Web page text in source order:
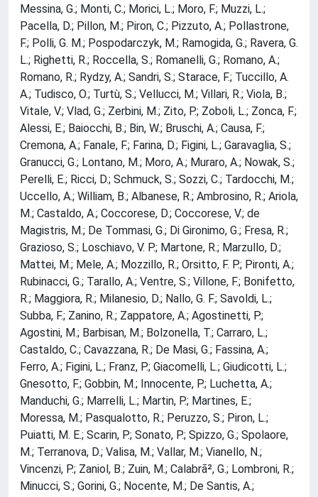
Messina, G.; Monti, C.; Morici, L.; Moro, F.; Muzzi, L.;
Pacella, D.; Pillon, M.; Piron, C.; Pizzuto, A.; Pollastrone,
F.; Polli, G. M.; Pospodarczyk, M.; Ramogida, G.; Ravera, G.
L.; Righetti, R.; Roccella, S.; Romanelli, G.; Romano, A.;
Romano, R.; Rydzy, A.; Sandri, S.; Starace, F.; Tuccillo, A.
A.; Tudisco, O.; Turtù, S.; Vellucci, M.; Villari, R.; Viola, B.;
Vitale, V.; Vlad, G.; Zerbini, M.; Zito, P.; Zoboli, L.; Zonca, F.;
Alessi, E.; Baiocchi, B.; Bin, W.; Bruschi, A.; Causa, F.;
Cremona, A.; Fanale, F.; Farina, D.; Figini, L.; Garavaglia, S.;
Granucci, G.; Lontano, M.; Moro, A.; Muraro, A.; Nowak, S.;
Perelli, E.; Ricci, D.; Schmuck, S.; Sozzi, C.; Tardocchi, M.;
Uccello, A.; William, B.; Albanese, R.; Ambrosino, R.; Ariola,
M.; Castaldo, A.; Coccorese, D.; Coccorese, V.; de
Magistris, M.; De Tommasi, G.; Di Gironimo, G.; Fresa, R.;
Grazioso, S.; Loschiavo, V. P.; Martone, R.; Marzullo, D.;
Mattei, M.; Mele, A.; Mozzillo, R.; Orsitto, F. P.; Pironti, A.;
Rubinacci, G.; Tarallo, A.; Ventre, S.; Villone, F.; Bonifetto,
R.; Maggiora, R.; Milanesio, D.; Nallo, G. F.; Savoldi, L.;
Subba, F.; Zanino, R.; Zappatore, A.; Agostinetti, P.;
Agostini, M.; Barbisan, M.; Bolzonella, T.; Carraro, L.;
Castaldo, C.; Cavazzana, R.; De Masi, G.; Fassina, A.;
Ferro, A.; Figini, L.; Franz, P.; Giacomelli, L.; Giudicotti, L.;
Gnesotto, F.; Gobbin, M.; Innocente, P.; Luchetta, A.;
Manduchi, G.; Marrelli, L.; Martin, P.; Martines, E.;
Moressa, M.; Pasqualotto, R.; Peruzzo, S.; Piron, L.;
Puiatti, M. E.; Scarin, P.; Sonato, P.; Spizzo, G.; Spolaore,
M.; Terranova, D.; Valisa, M.; Vallar, M.; Vianello, N.;
Vincenzi, P.; Zaniol, B.; Zuin, M.; Calabrã², G.; Lombroni, R.;
Minucci, S.; Gorini, G.; Nocente, M.; De Santis, A.;